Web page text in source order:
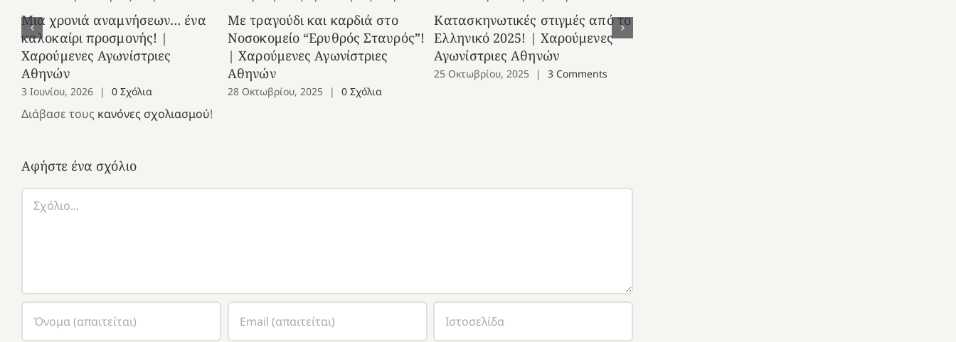
Μια χρονιά αναμνήσεων… ένα
καλοκαίρι προσμονής! |
Χαρούμενες Αγωνίστριες
Αθηνών
3 Ιουνίου, 2026 | 0 Σχόλια
Με τραγούδι και καρδιά στο
Νοσοκομείο “Ερυθρός Σταυρός”!
| Χαρούμενες Αγωνίστριες
Αθηνών
28 Οκτωβρίου, 2025 | 0 Σχόλια
Κατασκηνωτικές στιγμές από το
Ελληνικό 2025! | Χαρούμενες
Αγωνίστριες Αθηνών
25 Οκτωβρίου, 2025 | 3 Comments
Διάβασε τους κανόνες σχολιασμού!
Αφήστε ένα σχόλιο